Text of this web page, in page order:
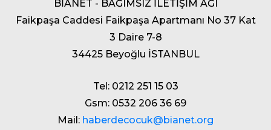
BİANET - BAĞIMSIZ İLETİŞİM AĞI
Faikpaşa Caddesi Faikpaşa Apartmanı No 37 Kat
3 Daire 7-8
34425 Beyoğlu İSTANBUL
Tel: 0212 251 15 03
Gsm: 0532 206 36 69
Mail: haberdecocuk@bianet.org